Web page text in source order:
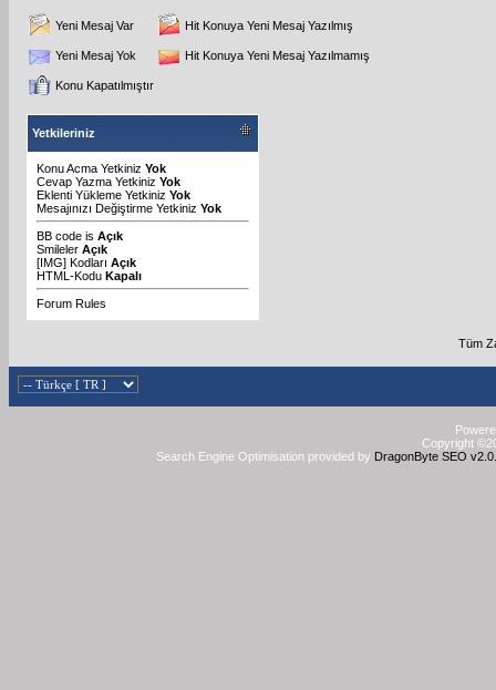
Yeni Mesaj Var Hit Konuya Yeni Mesaj Yazılmış
Yeni Mesaj Yok Hit Konuya Yeni Mesaj Yazılmamış
Konu Kapatılmıştır
Yetkileriniz
Konu Acma Yetkiniz Yok
Cevap Yazma Yetkiniz Yok
Eklenti Yükleme Yetkiniz Yok
Mesajınızı Değiştirme Yetkiniz Yok
BB code is Açık
Smileler Açık
[IMG] Kodları Açık
HTML-Kodu Kapalı
Forum Rules
Tüm
Copyright
Search Engine Optimisation provided by DragonByte SEO